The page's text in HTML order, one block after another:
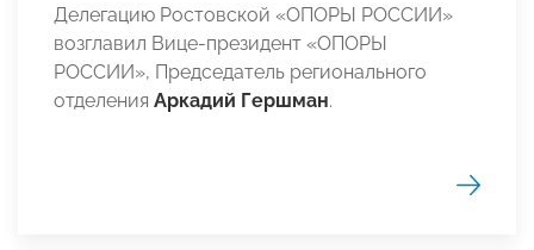
Делегацию Ростовской «ОПОРЫ РОССИИ»
возглавил Вице-президент «ОПОРЫ
РОССИИ», Председатель регионального
отделения Аркадий Гершман.